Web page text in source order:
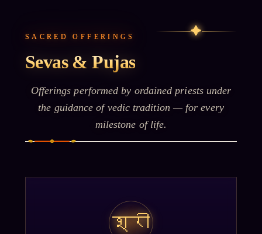
SACRED OFFERINGS ✦
Sevas & Pujas
Offerings performed by ordained priests under
the guidance of vedic tradition — for every
milestone of life.
श्री